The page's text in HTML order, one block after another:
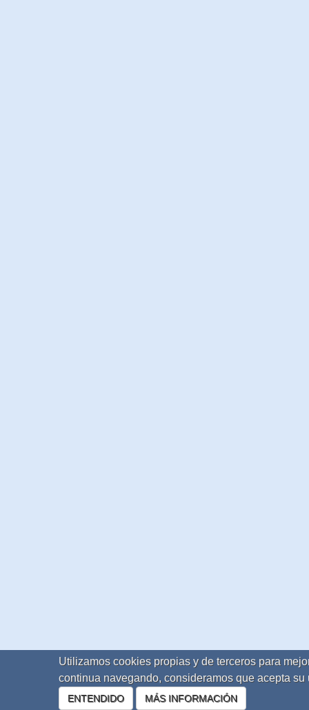
Utilizamos cookies propias y de terceros para
continua navegando, consideramos que acepta su
ENTENDIDO MÁS INFORMACIÓN